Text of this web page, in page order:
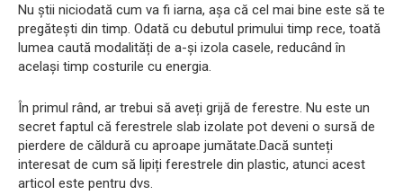
Nu știi niciodată cum va fi iarna, așa că cel mai bine este să te
pregătești din timp. Odată cu debutul primului timp rece, toată
lumea caută modalități de a-și izola casele, reducând în
același timp costurile cu energia.
În primul rând, ar trebui să aveți grijă de ferestre. Nu este un
secret faptul că ferestrele slab izolate pot deveni o sursă de
pierdere de căldură cu aproape jumătate.Dacă sunteți
interesat de cum să lipiți ferestrele din plastic, atunci acest
articol este pentru dvs.